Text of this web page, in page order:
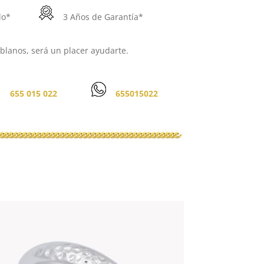
3 Años de Garantía*
será un placer ayudarte.
655 015 022 655015022